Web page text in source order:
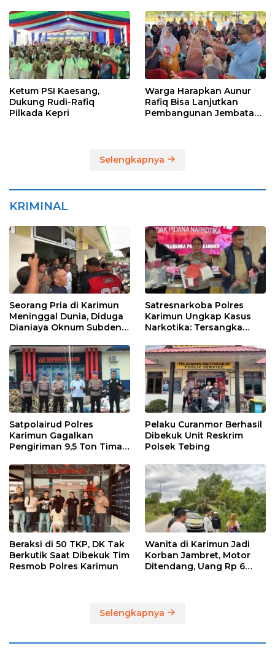
Ketum PSI Kaesang,
Dukung Rudi-Rafiq
Pilkada Kepri
Warga Harapkan Aunur
Rafiq Bisa Lanjutkan
Pembangunan Jembatan
Selengkapnya
KRIMINAL
Seorang Pria di Karimun
Meninggal Dunia, Diduga
Dianiaya Oknum Subden
Satresnarkoba Polres
Karimun Ungkap Kasus
Narkotika: Tersangka
Internasional
Satpolairud Polres
Karimun Gagalkan
Pengiriman 9,5 Ton Timah
Tersangka Diamankan
Pelaku Curanmor Berhasil
Dibekuk Unit Reskrim
Polsek Tebing
Beraksi di 50 TKP, DK Tak
Berkutik Saat Dibekuk Tim
Resmob Polres Karimun
Wanita di Karimun Jadi
Korban Jambret, Motor
Ditendang, Uang Rp 6
Selengkapnya